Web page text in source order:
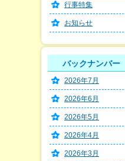
行事特集
お知らせ
バックナンバー
2026年7月
2026年6月
2026年5月
2026年4月
2026年3月